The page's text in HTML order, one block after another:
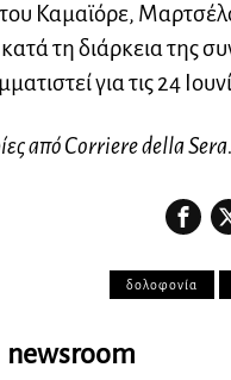
Καμαϊόρε,
τη διάρκεια της
για τις 24
από Corriere della Sera.
δολοφονία
newsroom